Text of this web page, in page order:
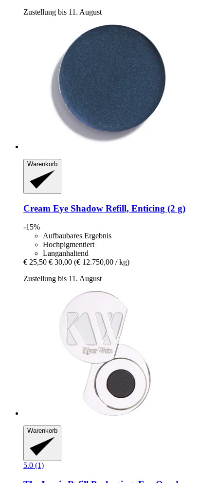
Zustellung bis 11. August
Warenkorb
Cream Eye Shadow Refill, Enticing (2 g)
-15%
Aufbaubares Ergebnis
Hochpigmentiert
Langanhaltend
€ 25,50 € 30,00 (€ 12.750,00 / kg)
Zustellung bis 11. August
Warenkorb
5.0 (1)